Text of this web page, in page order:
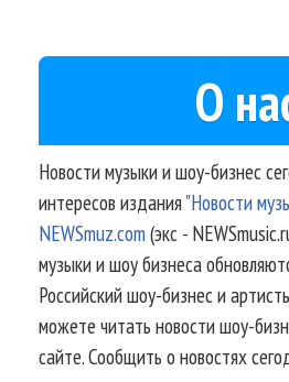
О
Новости музыки и шоу-бизнес
интересов издания"Новости
NEWSmuz.com(экс -
музыки и шоу бизнеса
Российский шоу-бизнес и
можете читать новости шоу-
сайте. Сообщить о новостях